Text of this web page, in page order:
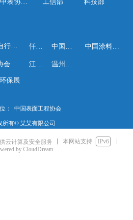
： 中国表面工程协会
所有© 某某有限公司
中表协热浸镀分会 科技部
工信部
中国工业报 中国涂料工业协会
会 江苏省表面工程协会
保展
中国国际自行车展览会 仟佰镀
温州电镀协会
云计算及安全服务 本网站支持
IPv6
by CloudDream